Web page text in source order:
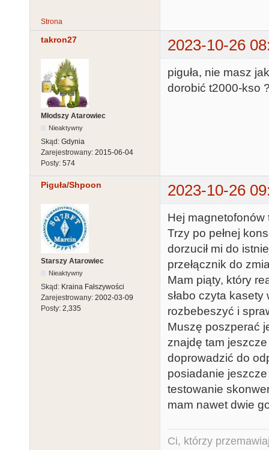
Strona
takron27 2023-10-26
Młodszy Atarowiec
Nieaktywny
Skąd: Gdynia
Zarejestrowany: 2015-06-04
Posty: 574
piguła, nie masz
dorobić t2000-kso
Piguła/Shpoon 2023-10-26
Starszy Atarowiec
Nieaktywny
Skąd: Kraina Fałszywości
Zarejestrowany: 2002-03-09
Posty: 2,335
Hej magnetofonów
Trzy po pełnej
dorzucił mi do
przełącznik do
Mam piąty, który
słabo czyta
rozbebeszyć i
Muszę poszperać
znajdę tam
doprowadzić do
posiadanie
testowanie
mam nawet dwie
Ci, którzy